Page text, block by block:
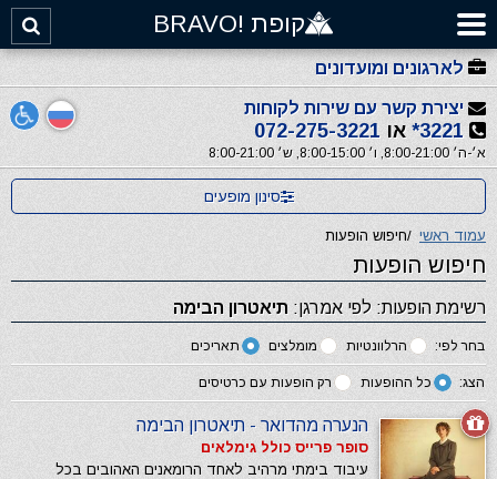
קופת !BRAVO
לארגונים ומועדונים
יצירת קשר עם שירות לקוחות
3221* או 072-275-3221
א׳-ה׳ 8:00-21:00, ו׳ 8:00-15:00, ש׳ 8:00-21:00
סינון מופעים
עמוד ראשי /חיפוש הופעות
חיפוש הופעות
רשימת הופעות: לפי אמרגן: תיאטרון הבימה
בחר לפי: הרלוונטיות מומלצים תאריכים
הצג: כל ההופעות רק הופעות עם כרטיסים
הנערה מהדואר - תיאטרון הבימה
סופר פרייס כולל גימלאים
עיבוד בימתי מרהיב לאחד הרומאנים האהובים בכל